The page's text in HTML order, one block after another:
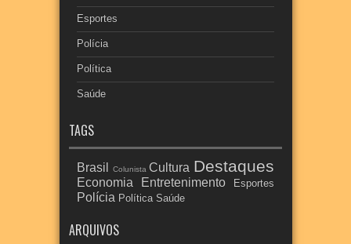
Esportes
Polícia
Política
Saúde
TAGS
Brasil Colunista Cultura Destaques
Economia Entretenimento Esportes
Polícia Política Saúde
ARQUIVOS